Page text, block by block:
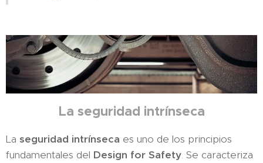
La seguridad intrínseca
La seguridad intrínseca es uno de los principios
fundamentales del Design for Safety. Se caracteriza